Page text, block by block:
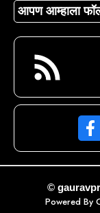
आपण आम्हाला
©
Powered By